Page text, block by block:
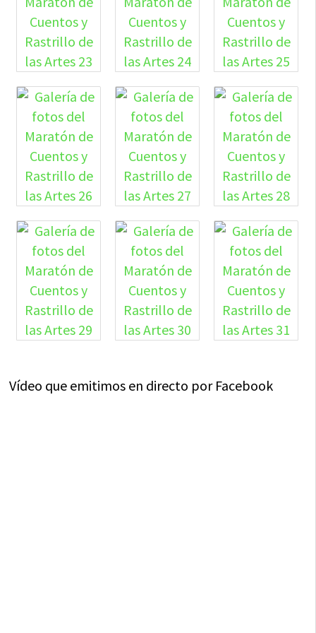
Vídeo que emitimos en directo por Facebook